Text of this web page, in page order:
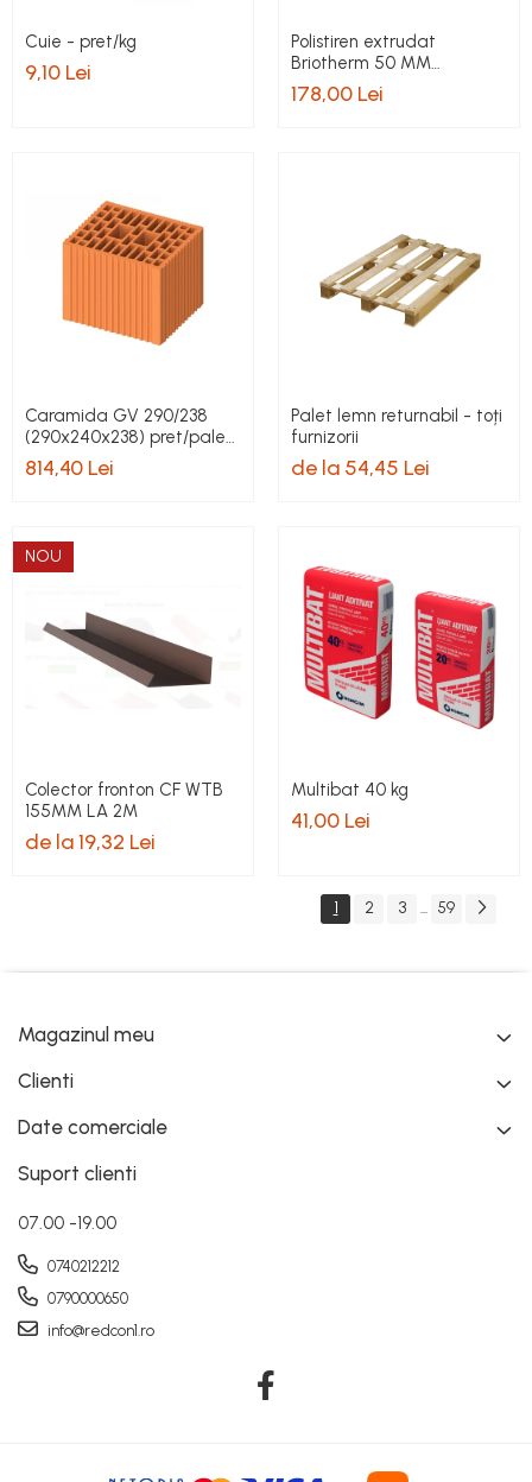
Cuie - pret/kg
9,10 Lei
Polistiren extrudat
Briotherm 50 MM
5,8mp/bax pret/bax
178,00 Lei
Caramida GV 290/238
(290x240x238) pret/palet
80 buc
814,40 Lei
Palet lemn returnabil - toți
furnizorii
de la 54,45 Lei
NOU
Colector fronton CF WTB
155MM LA 2M
de la 19,32 Lei
Multibat 40 kg
41,00 Lei
1 2 3 ... 59
Magazinul meu
Clienti
Date comerciale
Suport clienti
07.00 -19.00
0740212212
0790000650
info@redcon1.ro